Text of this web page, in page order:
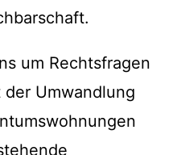
um Rechtsfragen
der Umwandlung